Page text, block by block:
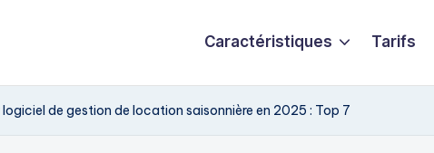
Caractéristiques Tarifs
logiciel de gestion de location saisonnière en 2025 : Top 7